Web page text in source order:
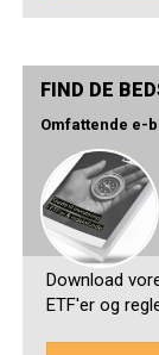
FIND DE
Omfattende e-
Download
ETF'er og